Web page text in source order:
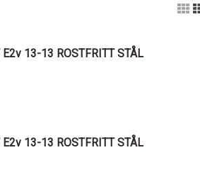
13-13 ROSTFRITT STÅL
13-13 ROSTFRITT STÅL